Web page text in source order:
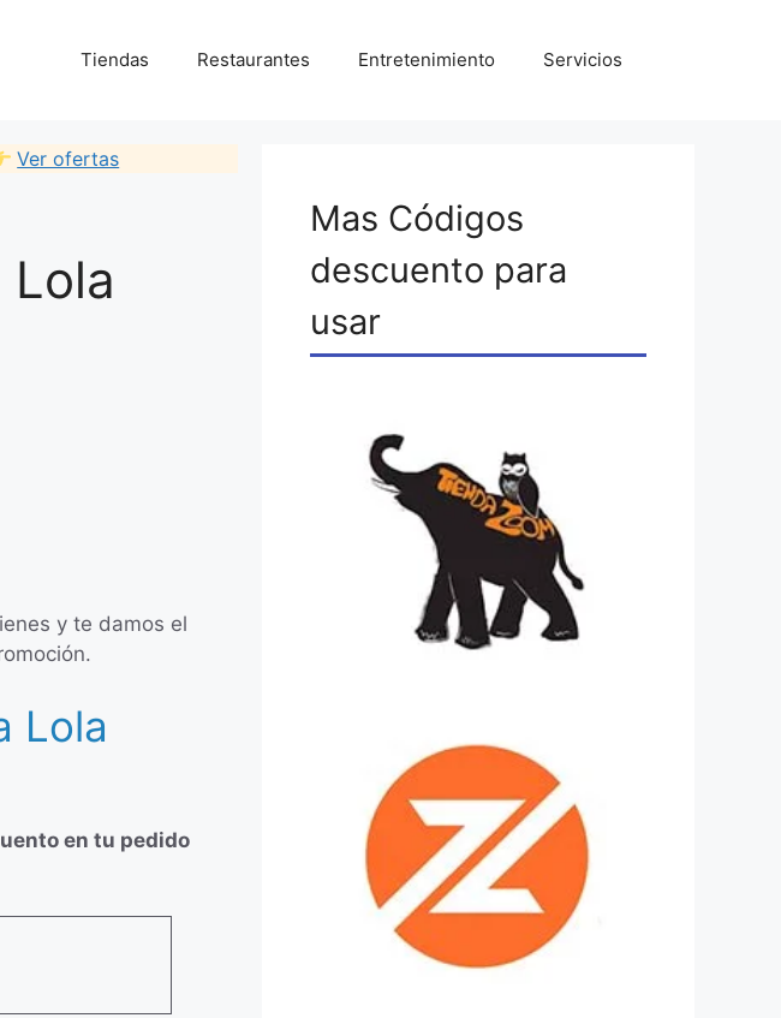
Tiendas Restaurantes Entretenimiento Servicios
Ver ofertas
Lola
y te damos el
Lola
en tu pedido
Mas Códigos
descuento para
usar